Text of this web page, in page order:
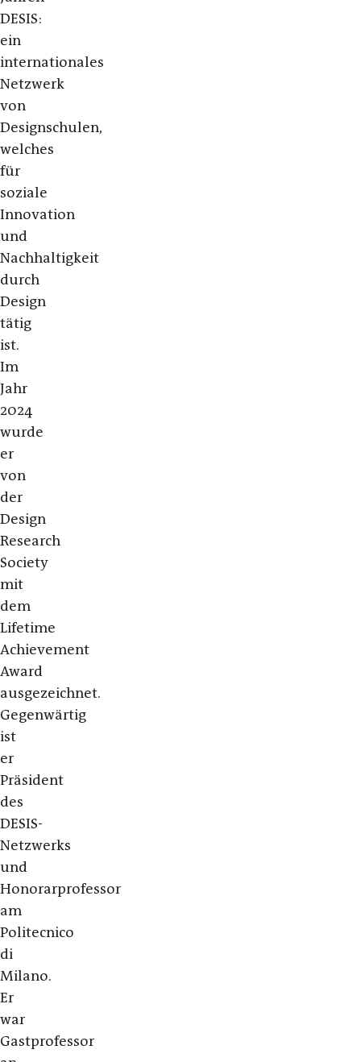
DESIS:
ein
internationales
Netzwerk
von
Designschulen,
welches
für
soziale
Innovation
und
Nachhaltigkeit
durch
Design
tätig
ist.
Im
Jahr
2024
wurde
er
von
der
Design
Research
Society
mit
dem
Lifetime
Achievement
Award
ausgezeichnet.
Gegenwärtig
ist
er
Präsident
des
DESIS-
Netzwerks
und
Honorarprofessor
am
Politecnico
di
Milano.
Er
war
Gastprofessor